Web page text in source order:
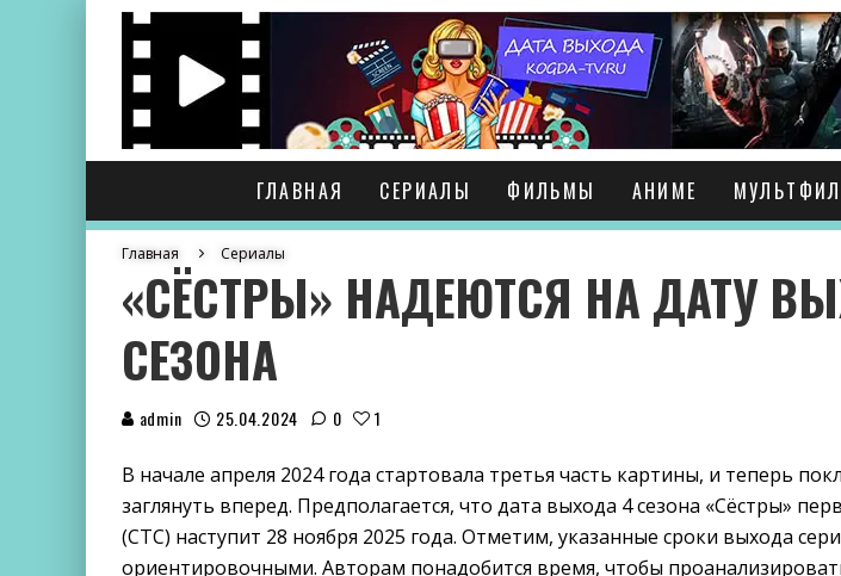
ГЛАВНАЯ СЕРИАЛЫ ФИЛЬМЫ АНИМЕ
Главная Сериалы
«СЁСТРЫ» НАДЕЮТСЯ НА ДАТУ
СЕЗОНА
admin 25.04.2024 0 1
В начале апреля 2024 года стартовала третья часть картины, и теперь
заглянуть вперед. Предполагается, что дата выхода 4 сезона «Сёстры»
(СТС) наступит 28 ноября 2025 года. Отметим, указанные сроки выхода
ориентировочными. Авторам понадобится время, чтобы